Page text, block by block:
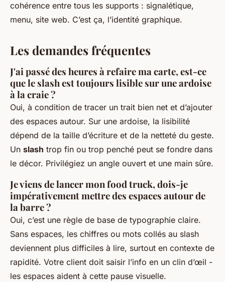
cohérence entre tous les supports : signalétique,
menu, site web. C’est ça, l’identité graphique.
Les demandes fréquentes
J'ai passé des heures à refaire ma carte, est-ce
que le slash est toujours lisible sur une ardoise
à la craie ?
Oui, à condition de tracer un trait bien net et d’ajouter
des espaces autour. Sur une ardoise, la lisibilité
dépend de la taille d’écriture et de la netteté du geste.
Un slash trop fin ou trop penché peut se fondre dans
le décor. Privilégiez un angle ouvert et une main sûre.
Je viens de lancer mon food truck, dois-je
impérativement mettre des espaces autour de
la barre ?
Oui, c’est une règle de base de typographie claire.
Sans espaces, les chiffres ou mots collés au slash
deviennent plus difficiles à lire, surtout en contexte de
rapidité. Votre client doit saisir l’info en un clin d’œil -
les espaces aident à cette pause visuelle.